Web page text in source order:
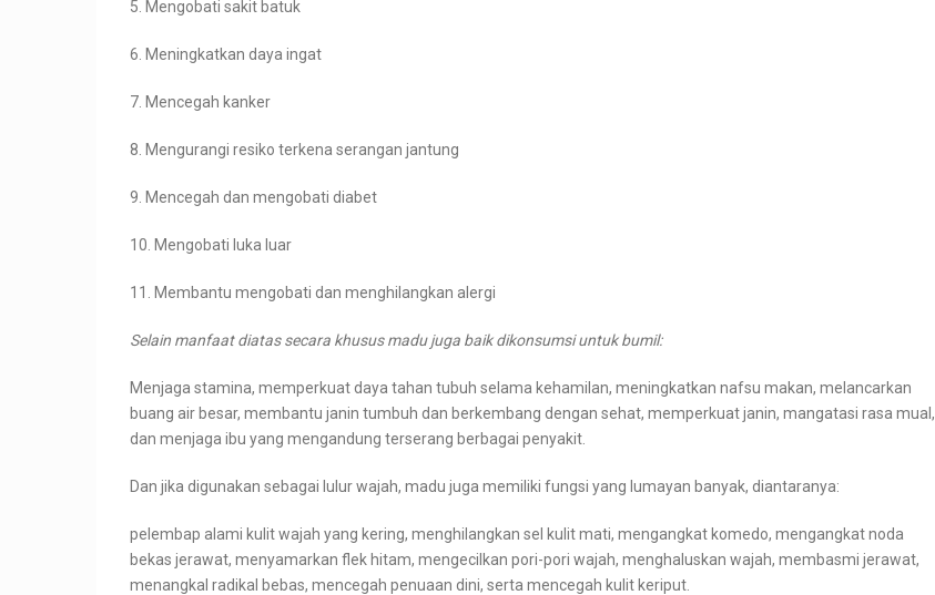
5. Mengobati sakit batuk
6. Meningkatkan daya ingat
7. Mencegah kanker
8. Mengurangi resiko terkena serangan jantung
9. Mencegah dan mengobati diabet
10. Mengobati luka luar
11. Membantu mengobati dan menghilangkan alergi
Selain manfaat diatas secara khusus madu juga baik dikonsumsi untuk bumil:
Menjaga stamina, memperkuat daya tahan tubuh selama kehamilan, meningkatkan nafsu makan, melancarkan
buang air besar, membantu janin tumbuh dan berkembang dengan sehat, memperkuat janin, mangatasi rasa mual,
dan menjaga ibu yang mengandung terserang berbagai penyakit.
Dan jika digunakan sebagai lulur wajah, madu juga memiliki fungsi yang lumayan banyak, diantaranya:
pelembap alami kulit wajah yang kering, menghilangkan sel kulit mati, mengangkat komedo, mengangkat noda
bekas jerawat, menyamarkan flek hitam, mengecilkan pori-pori wajah, menghaluskan wajah, membasmi jerawat,
menangkal radikal bebas, mencegah penuaan dini, serta mencegah kulit keriput.